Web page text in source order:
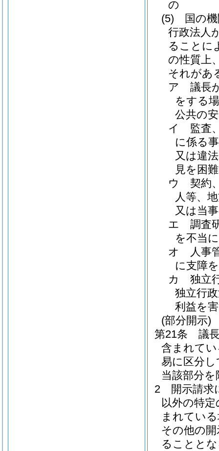
の
(5)
国の
行政法人
ることに
の性質上
それがあ
ア
議長
をする
公共の
イ
監査
に係る
又は違
見を困
ウ
契約
人等、
又は当
エ
調査
を不当
オ
人事
に支障
カ
独立
独立行
利益を
(部分開示)
第21条
議
含まれて
易に区分
当該部分
2
開示請求
以外の特
まれてい
その他の
ることと